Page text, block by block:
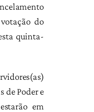
do
quinta-
de Poder e
em